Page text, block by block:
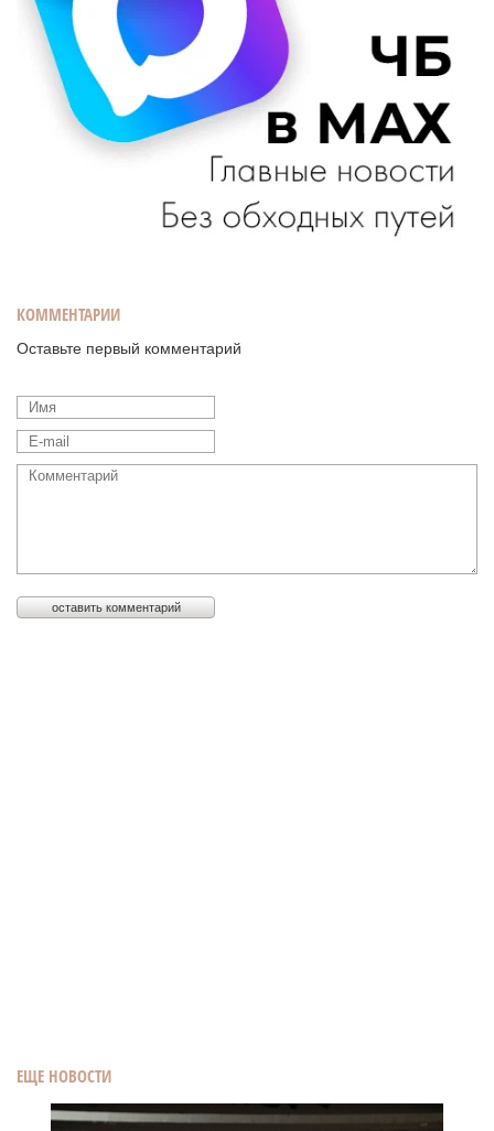
ЕЩЕ НОВОСТИ
КОММЕНТАРИИ
Оставьте первый комментарий